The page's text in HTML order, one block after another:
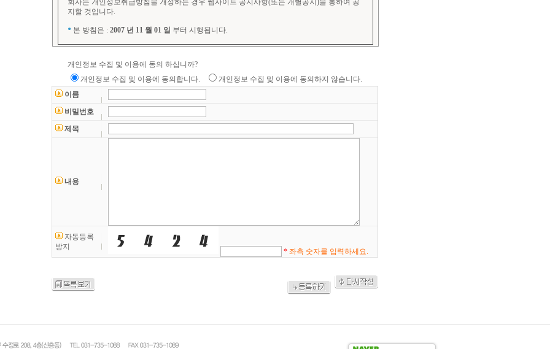
개인정보 수집 및 이용에 동의 하십니까?
개인정보 수집 및 이용에 동의합니다.
개인정보 수집 및 이용에 동의하지 않습니다.
이름
비밀번호
제목
내용
자동등록
방지
* 좌측 숫자를 입력하세요.